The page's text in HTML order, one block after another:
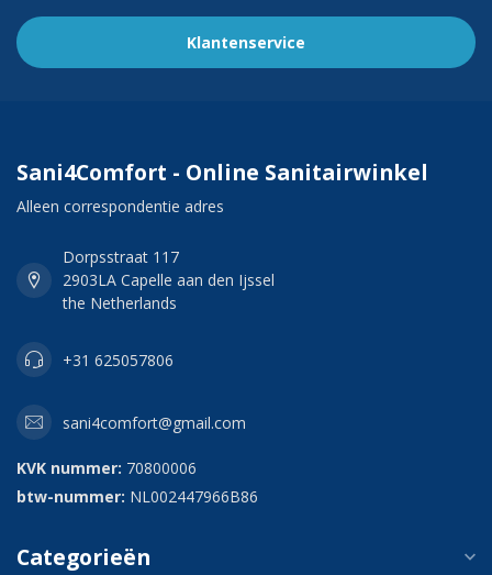
Klantenservice
Sani4Comfort - Online Sanitairwinkel
Alleen correspondentie adres
Dorpsstraat 117
2903LA Capelle aan den Ijssel
the Netherlands
+31 625057806
sani4comfort@gmail.com
KVK nummer: 70800006
btw-nummer: NL002447966B86
Categorieën